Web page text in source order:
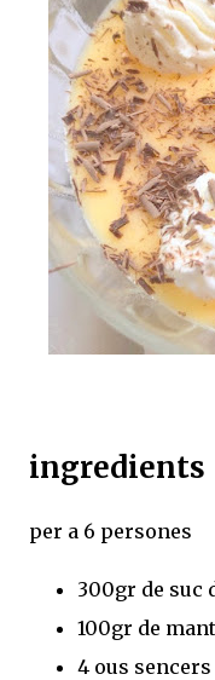
ingredients
per a 6 persones
300gr de suc
100gr de
4 ous sencers